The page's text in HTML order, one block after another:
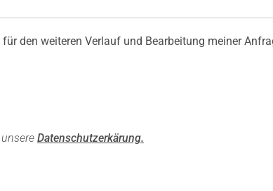
den weiteren Verlauf und Bearbeitung meiner
Datenschutzerkärung.